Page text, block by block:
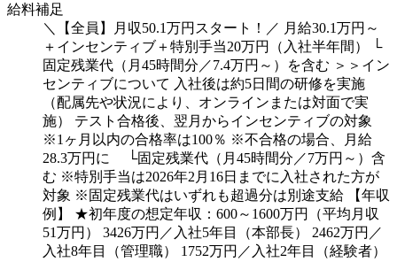
給料補足
＼【全員】月収50.1万円スタート！／ 月給30.1万円～
＋インセンティブ＋特別手当20万円（入社半年間）
└
固定残業代（月45時間分／7.4万円～）を含む ＞＞イン
センティブについて 入社後は約5日間の研修を実施
（配属先や状況により、オンラインまたは対面で実
施）
テスト合格後、翌月からインセンティブの対象
※1ヶ月以内の合格率は100％ ※不合格の場合、月給
28.3万円に
└固定残業代（月45時間分／7万円～）含
む ※特別手当は2026年2月16日までに入社された方が
対象 ※固定残業代はいずれも超過分は別途支給
【年収
例】
★初年度の想定年収：600～1600万円（平均月収
51万円）
3426万円／入社5年目（本部長）
2462万円／
入社8年目（管理職）
1752万円／入社2年目（経験者）